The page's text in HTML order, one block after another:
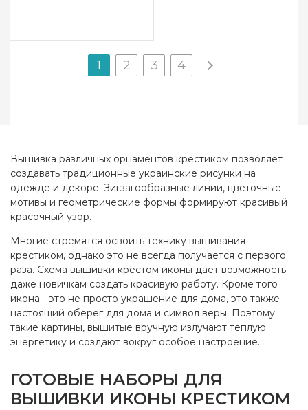
1 2 3 4
Вышивка различных орнаментов крестиком позволяет
создавать традиционные украинские рисунки на
одежде и декоре. Зигзагообразные линии, цветочные
мотивы и геометрические формы формируют красивый
красочный узор.
Многие стремятся освоить технику вышивания
крестиком, однако это не всегда получается с первого
раза. Схема вышивки крестом иконы дает возможность
даже новичкам создать красивую работу. Кроме того
икона - это не просто украшение для дома, это также
настоящий оберег для дома и символ веры. Поэтому
такие картины, вышитые вручную излучают теплую
энергетику и создают вокруг особое настроение.
ГОТОВЫЕ НАБОРЫ ДЛЯ
ВЫШИВКИ ИКОНЫ КРЕСТИКОМ